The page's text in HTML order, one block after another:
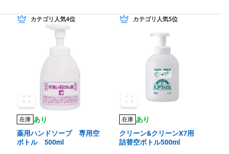
カテゴリ人気4位
在庫 あり
薬用ハンドソープ 専用空
ボトル 500ml
カテゴリ人気5位
在庫 あり
クリーン&クリーンX7用
詰替空ボトル500ml